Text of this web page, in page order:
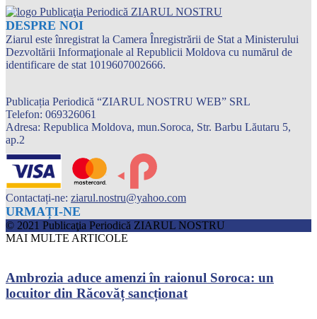
DESPRE NOI
Ziarul este înregistrat la Camera Înregistrării de Stat a Ministerului
Dezvoltării Informaţionale al Republicii Moldova cu numărul de
identificare de stat 1019607002666.
Publicația Periodică “ZIARUL NOSTRU WEB” SRL
Telefon: 069326061
Adresa: Republica Moldova, mun.Soroca, Str. Barbu Lăutaru 5,
ap.2
Contactați-ne: ziarul.nostru@yahoo.com
URMAȚI-NE
© 2021 Publicaţia Periodică ZIARUL NOSTRU
MAI MULTE ARTICOLE
Ambrozia aduce amenzi în raionul Soroca: un
locuitor din Răcovăț sancționat